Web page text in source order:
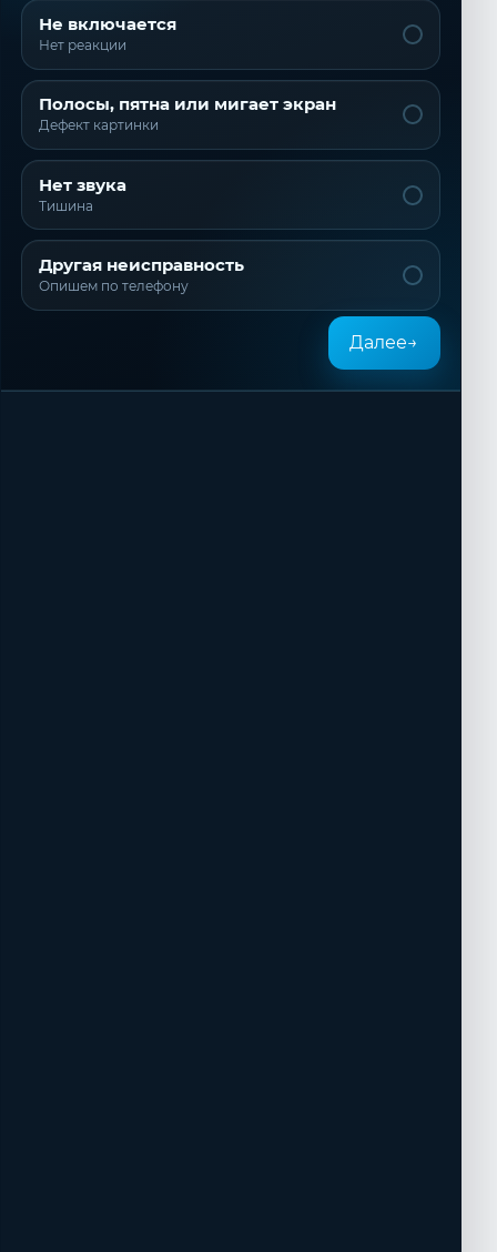
Не включается
Нет реакции
Полосы, пятна или мигает экран
Дефект картинки
Нет звука
Тишина
Другая неисправность
Опишем по телефону
Далее→